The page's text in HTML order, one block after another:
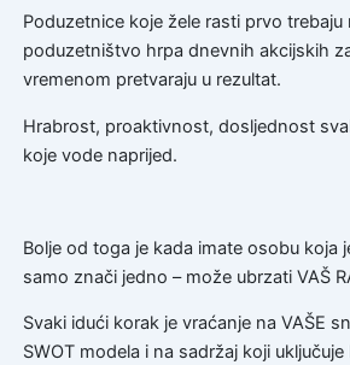
Poduzetnice koje žele rasti prvo trebaju
poduzetništvo hrpa dnevnih akcijskih
vremenom pretvaraju u rezultat.
Hrabrost, proaktivnost, dosljednost
koje vode naprijed.
Bolje od toga je kada imate osobu koja
samo znači jedno – može ubrzati VAŠ
Svaki idući korak je vraćanje na VAŠE
SWOT modela i na sadržaj koji